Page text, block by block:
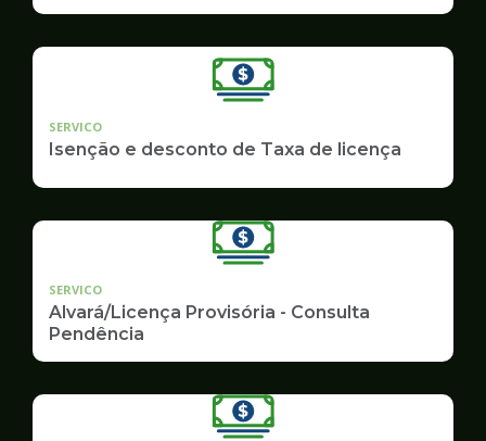
SERVICO
Isenção e desconto de Taxa de licença
SERVICO
Alvará/Licença Provisória - Consulta
Pendência